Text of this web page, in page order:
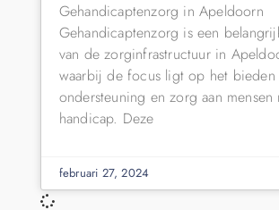
Gehandicaptenzorg in Apeldoorn
Gehandicaptenzorg is een
van de zorginfrastructuur in
waarbij de focus ligt op het bieden
ondersteuning en zorg aan mensen
handicap. Deze
februari 27, 2024